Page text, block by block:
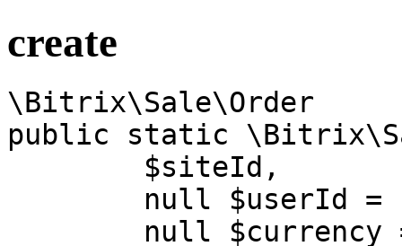
create
\Bitrix\Sale\Order
public static